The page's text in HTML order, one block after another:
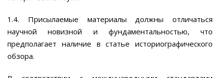
1.4. Присылаемые материалы должны отличаться
научной новизной и фундаментальностью, что
предполагает наличие в статье историографического
обзора.